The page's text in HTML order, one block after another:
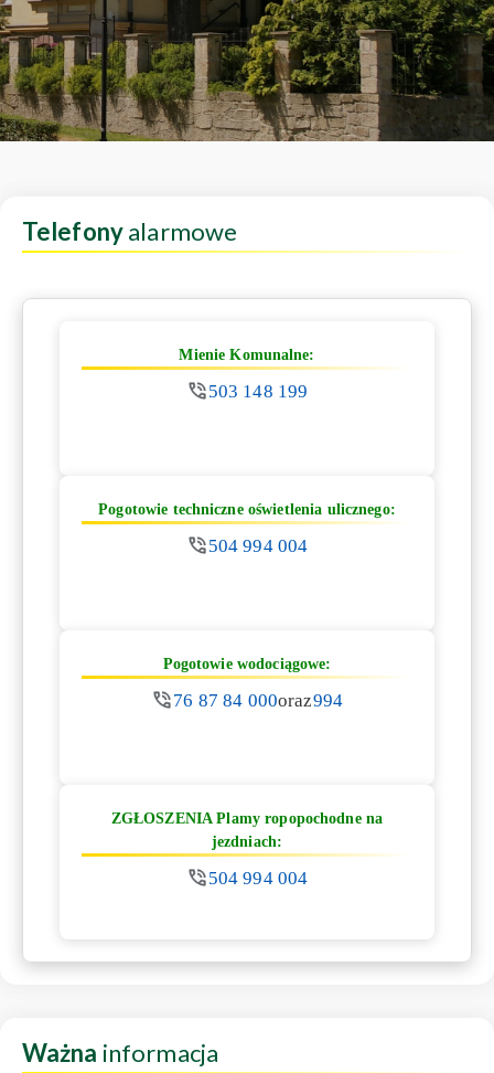
Telefonyalarmowe
Mienie Komunalne:
503 148 199
Pogotowie techniczne oświetlenia ulicznego:
504 994 004
Pogotowie wodociągowe:
76 87 84 000oraz994
ZGŁOSZENIA Plamy ropopochodne na
jezdniach:
504 994 004
Ważna informacja